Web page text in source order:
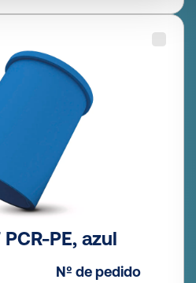
PE, azul
Nº de pedido